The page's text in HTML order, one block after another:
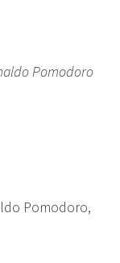
Pomodoro
Pomodoro,